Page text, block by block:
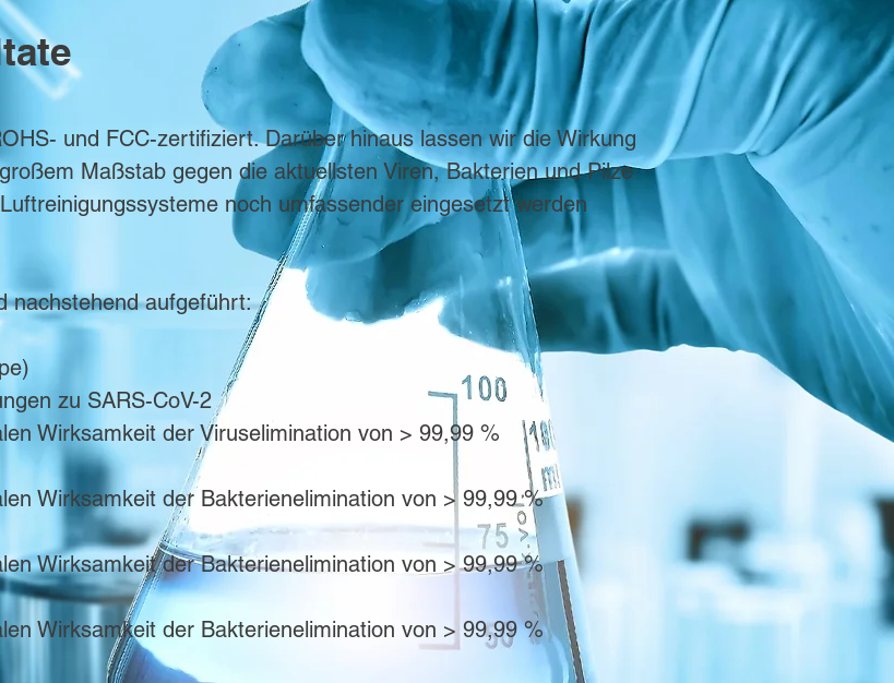
und FCC-zertifiziert. Darüber hinaus lassen wir die Wirkung
Maßstab gegen die aktuellsten Viren, Bakterien und Pilze
noch umfassender eingesetzt werden
nachstehend aufgeführt:
zu SARS-CoV-2
Wirksamkeit der Viruselimination von > 99,99 %
Wirksamkeit der Bakterienelimination von > 99,99 %
Wirksamkeit der Bakterienelimination von > 99,99 %
Wirksamkeit der Bakterienelimination von > 99,99 %